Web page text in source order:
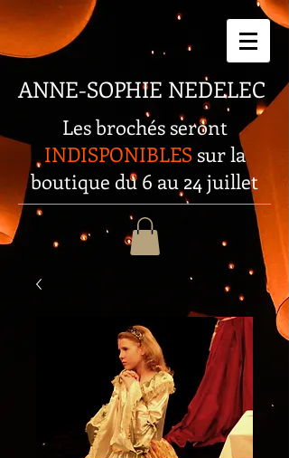
ANNE-SOPHIE NEDELEC
Les brochés seront
INDISPONIBLESsur la
boutique du 6 au 24 juillet